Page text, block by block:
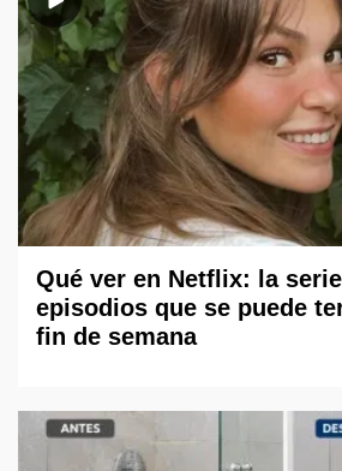
Qué ver en Netflix: la
episodios que se puede
fin de semana